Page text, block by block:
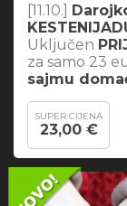
[11.10.]
Uključen
za samo 23
sajmu
SUPER CIJENA
23,00 €